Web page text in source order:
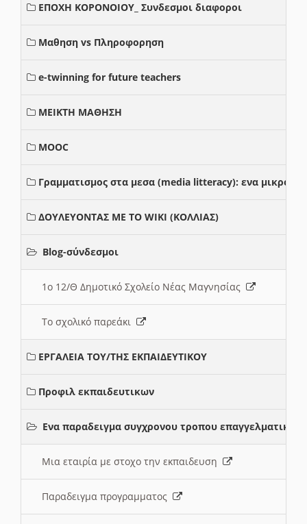
ΕΠΟΧΗ ΚΟΡΟΝΟΙΟΥ_ Συνδεσμοι διαφοροι
Μαθηση vs Πληροφορηση
e-twinning for future teachers
ΜΕΙΚΤΗ ΜΑΘΗΣΗ
MOOC
Γραμματισμος στα μεσα (media litteracy): ενα μικρο
ΔΟΥΛΕΥΟΝΤΑΣ ΜΕ ΤΟ WIKI (ΚΟΛΛΙΑΣ)
Blog-σύνδεσμοι
1ο 12/Θ Δημοτικό Σχολείο Νέας Μαγνησίας
Το σχολικό παρεάκι
ΕΡΓΑΛΕΙΑ ΤΟΥ/ΤΗΣ ΕΚΠΑΙΔΕΥΤΙΚΟΥ
Προφιλ εκπαιδευτικων
Ενα παραδειγμα συγχρονου τροπου
Μια εταιρία με στοχο την εκπαιδευση
Παραδειγμα προγραμματος